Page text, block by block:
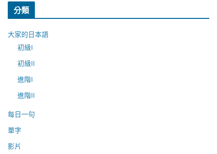
分類
大家的日本語
初級I
初級II
進階I
進階II
每日一句
單字
影片